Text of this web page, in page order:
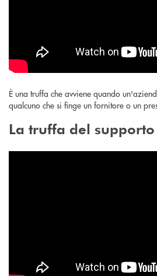
È una truffa che avviene quando
qualcuno che si finge un fornitore o un
La truffa del